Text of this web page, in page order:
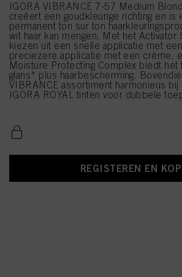
IGORA VIBRANCE 7-57 Medium
creëert een goudkleurige richting en is
permanent ton sur ton
wit haar kan mengen. Met het Activator
kiezen uit een snelle applicatie met
preciezere applicatie met een crème,
Moisture Protecting Complex biedt
glans* plus haarbescherming.
VIBRANCE assortiment harmonieus
IGORA ROYAL tinten voor dubbele
REGISTEREN EN